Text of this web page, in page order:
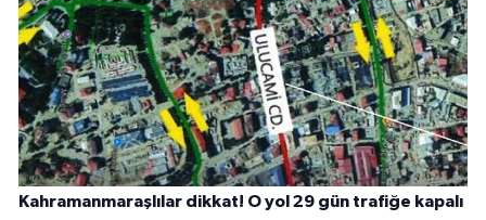
Kahramanmaraşlılar dikkat! O yol 29 gün trafiğe kapalı